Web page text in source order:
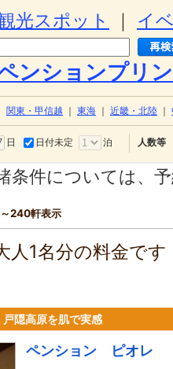
光スポット イ
ンションプリ
関東・甲信越 東海 近畿・北陸
日 日付未定 泊 人数等
条件については、
240軒表示
人1名分の料金で
隠高原を肌で実感
ペンション ピオレ